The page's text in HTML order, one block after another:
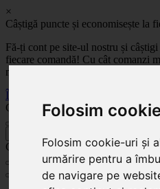
Folosim
Folosim cookie-uri și
urmărire pentru a
de navigare pe
×
Câștigă puncte și economisește la
Fă-ți cont pe site-ul nostru și
fiecare comandă! Cu cât comanzi
mult!
Înregistrează-te acum
Celoplast
Celoplast